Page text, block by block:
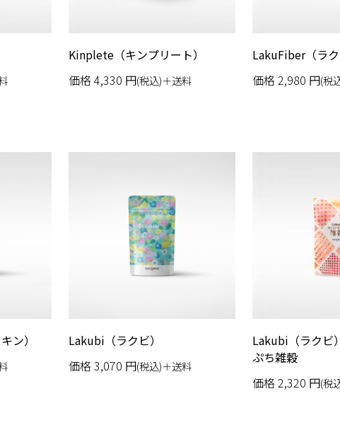
Kinplete（キンプリート）
価格4,330 円(税込)＋送料
LakuFiber（ラク
価格2,980 円(税
ン）
Lakubi（ラクビ）
価格3,070 円(税込)＋送料
Lakubi（ラクビ
ぷち雑穀
価格2,320 円(税